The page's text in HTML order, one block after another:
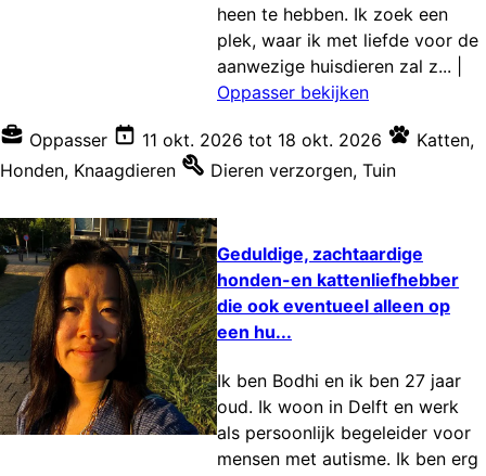
heen te hebben. Ik zoek een
plek, waar ik met liefde voor de
aanwezige huisdieren zal z...
Oppasser bekijken
Oppasser 11 okt. 2026 tot 18 okt. 2026 Katten,
Honden, Knaagdieren Dieren verzorgen, Tuin
Geduldige, zachtaardige
honden-en kattenliefhebber
die ook eventueel alleen op
een hu...
Ik ben Bodhi en ik ben 27 jaar
oud. Ik woon in Delft en werk
als persoonlijk begeleider voor
mensen met autisme. Ik ben erg